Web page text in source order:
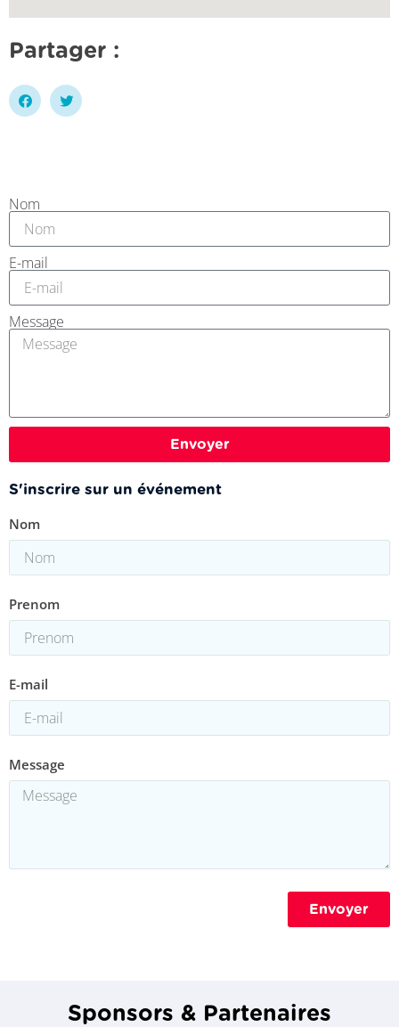
Partager :
Nom
E-mail
Message
Envoyer
S'inscrire sur un événement
Nom
Prenom
E-mail
Message
Envoyer
Sponsors & Partenaires